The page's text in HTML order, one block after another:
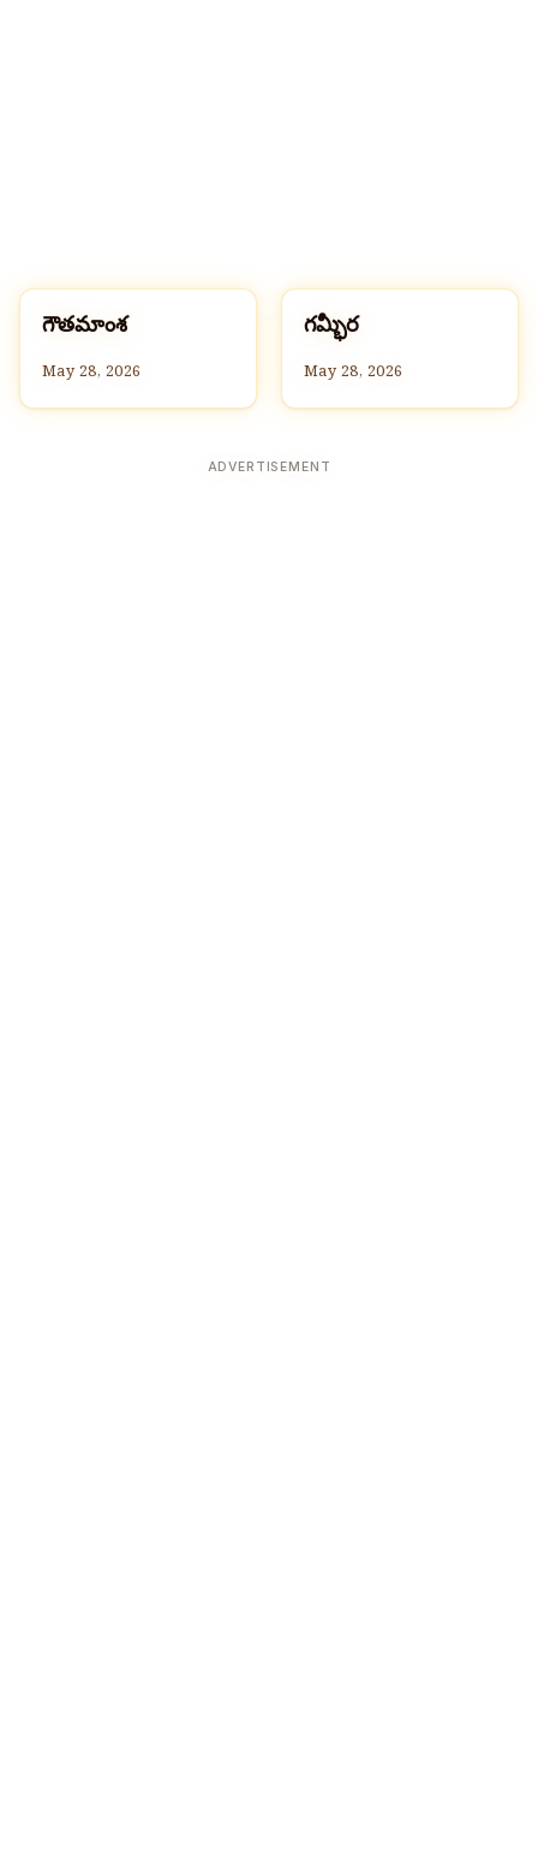
Gగ
గౌతమాంశ
May 28, 2026
Gగ
గమ్భీర
May 28, 2026
ADVERTISEMENT